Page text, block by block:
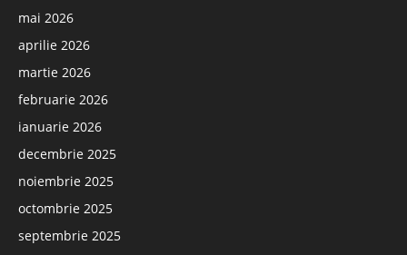
mai 2026
aprilie 2026
martie 2026
februarie 2026
ianuarie 2026
decembrie 2025
noiembrie 2025
octombrie 2025
septembrie 2025